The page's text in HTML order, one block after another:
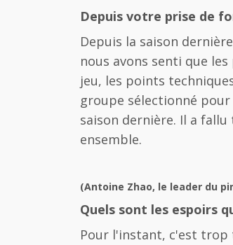
Depuis votre prise de
Depuis la saison
nous avons senti que
jeu, les points
groupe sélectionné
saison dernière. Il a
ensemble.
(Antoine Zhao, le leader du
Quels sont les espoirs
Pour l'instant, c'est trop